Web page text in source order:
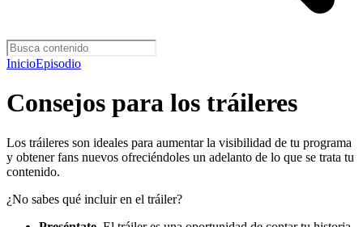
InicioEpisodio
Consejos para los tráileres
Los tráileres son ideales para aumentar la visibilidad de tu programa
y obtener fans nuevos ofreciéndoles un adelanto de lo que se trata tu
contenido.
¿No sabes qué incluir en el tráiler?